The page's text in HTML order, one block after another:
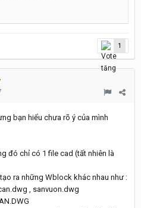
1
bạn hiểu chưa rõ ý của mình
đó chỉ có 1 file cad (tất nhiên là
ra những Wblock khác nhau như :
, sanvuon.dwg